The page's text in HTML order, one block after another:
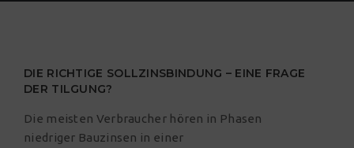
DIE RICHTIGE SOLLZINSBINDUNG – EINE FRAGE
DER TILGUNG?
Die meisten Verbraucher hören in Phasen
niedriger Bauzinsen in einer